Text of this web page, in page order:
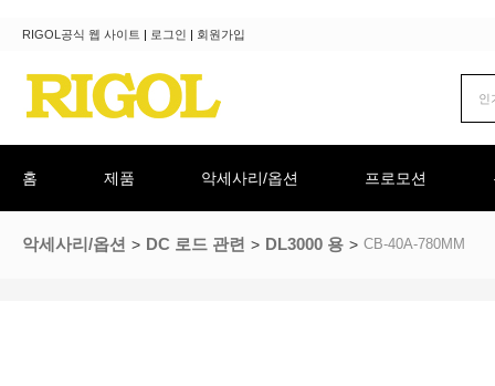
RIGOL공식 웹 사이트 | 로그인 | 회원가입
홈 제품 악세사리/옵션 프로모션
악세사리/옵션 DC 로드 관련 DL3000 용 CB-40A-780MM